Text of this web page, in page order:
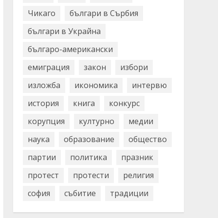
Чикаго
българи в Сърбия
българи в Украйна
българо-американски
емиграция
закон
избори
изложба
икономика
интервю
история
книга
конкурс
корупция
културно
медии
наука
образование
общество
партии
политика
празник
протест
протести
религия
софия
събитие традиции